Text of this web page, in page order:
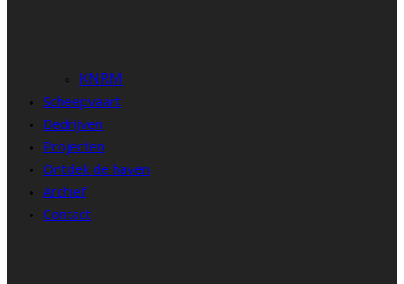
KNRM
Scheepvaart
Bedrijven
Projecten
Ontdek de haven
Archief
Contact